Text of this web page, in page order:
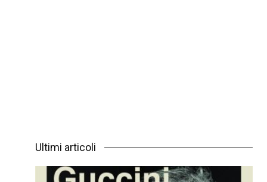
Ultimi articoli